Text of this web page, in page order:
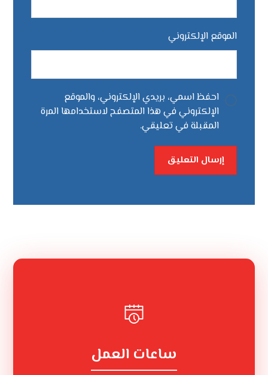
الموقع الإلكتروني
احفظ اسمي، بريدي الإلكتروني، والموقع
الإلكتروني في هذا المتصفح لاستخدامها المرة
المقبلة في تعليقي.
إرسال التعليق
ساعات العمل